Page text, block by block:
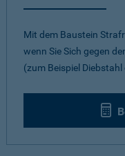
Mit dem Baustein
wenn Sie Sich gegen
(zum Beispiel